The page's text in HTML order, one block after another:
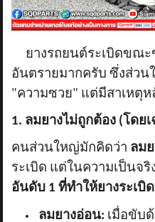
ยางรถยนต์ระเบิดขณะ
อันตรายมากครับ ซึ่งส่วน
"ความซวย" แต่มีสาเหตุ
1. ลมยางไม่ถูกต้อง (โดย
คนส่วนใหญ่มักคิดว่า ลม
ระเบิด แต่ในความเป็นจริ
อันดับ 1 ที่ทำให้ยางระเบิ
ลมยางอ่อน: เมื่อขับ